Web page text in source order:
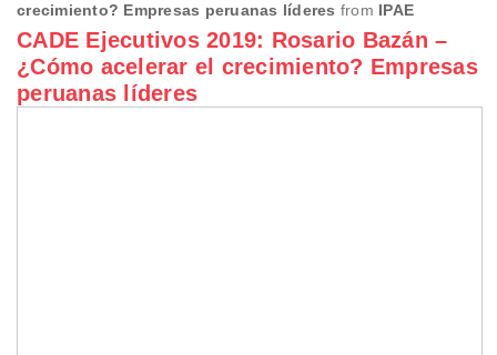
crecimiento? Empresas peruanas líderes from IPAE
CADE Ejecutivos 2019: Rosario Bazán –
¿Cómo acelerar el crecimiento? Empresas
peruanas líderes